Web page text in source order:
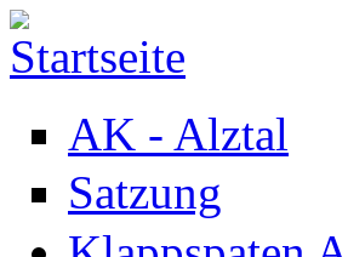
Direkt zum Inhalt
AK - Alztal
Satzung